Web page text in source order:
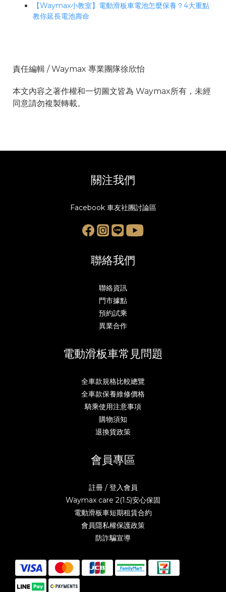
【Waymax小教室】電動滑板車電池怎麼保養？4大重點
教你延長電池壽命
責任編輯 / Waymax 專業團隊徐欣怡
本文內容之著作權和一切圖文皆為 Waymax所有，未經
同意請勿複製轉載。
關注我們
Facebook 車友社團討論區
聯絡我們
聯絡資訊
門市據點
預約試乘
異業合作
電動滑板車常見問題
全車款規格比較總覽
全車款保養維修價格
騎乘使用注意事項
購物須知
退換貨政策
會員專區
註冊 / 登入會員
Waymax care 2(1.5)安心保固
電動滑板車短期租賃合約
會員隱私權保護政策
防詐騙宣導